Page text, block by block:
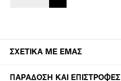
ΣΧΕΤΙΚΆ ΜΕ ΕΜΆΣ
ΠΑΡΆΔΟΣΗ ΚΑΙ ΕΠΙΣΤΡΟΦΈΣ